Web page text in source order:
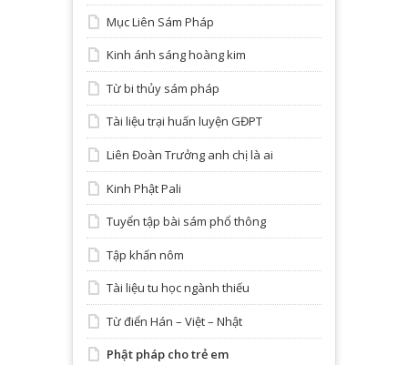
Mục Liên Sám Pháp
Kinh ánh sáng hoàng kim
Từ bi thủy sám pháp
Tài liệu trại huấn luyện GĐPT
Liên Đoàn Trưởng anh chị là ai
Kinh Phật Pali
Tuyển tập bài sám phổ thông
Tập khấn nôm
Tài liệu tu học ngành thiếu
Từ điển Hán – Việt – Nhật
Phật pháp cho trẻ em